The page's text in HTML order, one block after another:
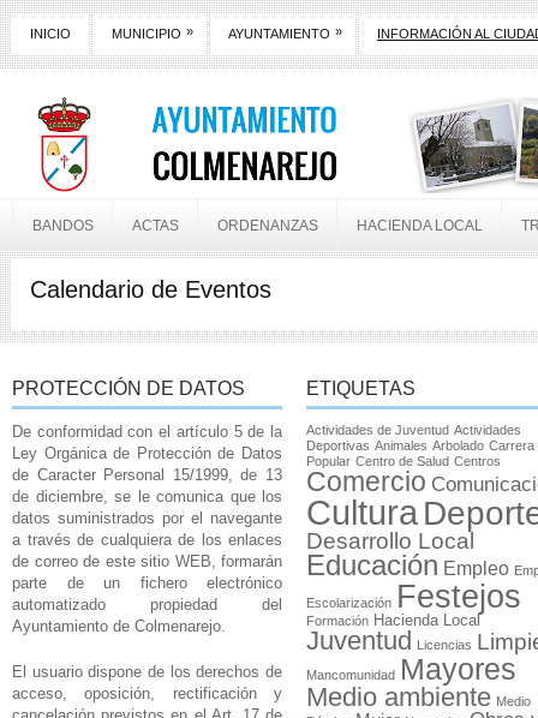
INICIO MUNICIPIO » AYUNTAMIENTO » INFORMACIÓN AL
BANDOS ACTAS ORDENANZAS HACIENDA LOCAL
Calendario de Eventos
PROTECCIÓN DE DATOS
De conformidad con el artículo 5 de la
Ley Orgánica de Protección de Datos
de Caracter Personal 15/1999, de 13
de diciembre, se le comunica que los
datos suministrados por el navegante
a través de cualquiera de los enlaces
de correo de este sitio WEB, formarán
parte de un fichero electrónico
automatizado propiedad del
Ayuntamiento de Colmenarejo.
El usuario dispone de los derechos de
acceso, oposición, rectificación y
ETIQUETAS
Actividades de Juventud Actividades
Deportivas Animales Arbolado Carrera
Popular Centro de Salud Centros
Comercio
Cultura
Desarrollo Local
Educación Empleo
Escolarización Festejos
Formación Hacienda Local
Juventud Licencias
Mancomunidad Mayores
Medio ambiente Medio